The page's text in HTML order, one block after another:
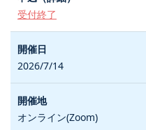
受付終了
2026/7/14
オンライン(Zoom)